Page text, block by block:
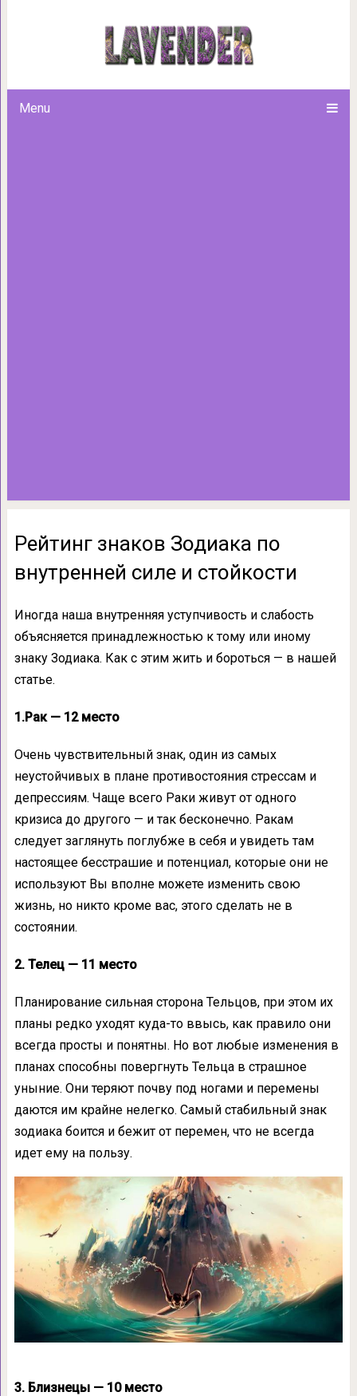
Menu
Рейтинг знаков Зодиака по
Рейтинг знаков Зодиака по
внутренней силе и стойкости
Иногда наша внутренняя уступчивость и слабость
объясняется принадлежностью к тому или иному
знаку Зодиака. Как с этим жить и бороться — в нашей
статье.
1.Рак — 12 место
Очень чувствительный знак, один из самых
неустойчивых в плане противостояния стрессам и
депрессиям. Чаще всего Раки живут от одного
кризиса до другого — и так бесконечно. Ракам
следует заглянуть поглубже в себя и увидеть там
настоящее бесстрашие и потенциал, которые они не
используют Вы вполне можете изменить свою
жизнь, но никто кроме вас, этого сделать не в
состоянии.
2. Телец — 11 место
Планирование сильная сторона Тельцов, при этом их
планы редко уходят куда-то ввысь, как правило они
всегда просты и понятны. Но вот любые изменения в
планах способны повергнуть Тельца в страшное
уныние. Они теряют почву под ногами и перемены
даются им крайне нелегко. Самый стабильный знак
зодиака боится и бежит от перемен, что не всегда
идет ему на пользу.
3. Близнецы — 10 место